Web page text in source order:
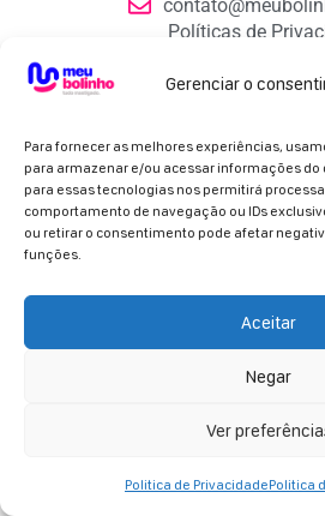
Gerenciar o
Para fornecer as melhores experiências,
para armazenar e/ou acessar informações
para essas tecnologias nos permitirá
comportamento de navegação ou IDs
ou retirar o consentimento pode afetar
funções.
Aceitar
Negar
Ver
Politica de PrivacidadePolitica
Políticas de
Parceiros
Copyright 2026 - Meu